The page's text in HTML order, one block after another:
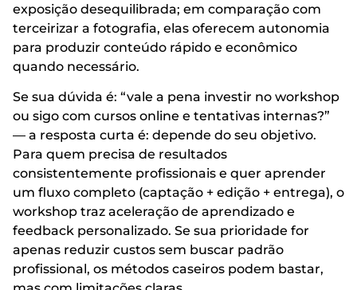
exposição desequilibrada; em comparação com
terceirizar a fotografia, elas oferecem autonomia
para produzir conteúdo rápido e econômico
quando necessário.
Se sua dúvida é: “vale a pena investir no workshop
ou sigo com cursos online e tentativas internas?”
— a resposta curta é: depende do seu objetivo.
Para quem precisa de resultados
consistentemente profissionais e quer aprender
um fluxo completo (captação + edição + entrega), o
workshop traz aceleração de aprendizado e
feedback personalizado. Se sua prioridade for
apenas reduzir custos sem buscar padrão
profissional, os métodos caseiros podem bastar,